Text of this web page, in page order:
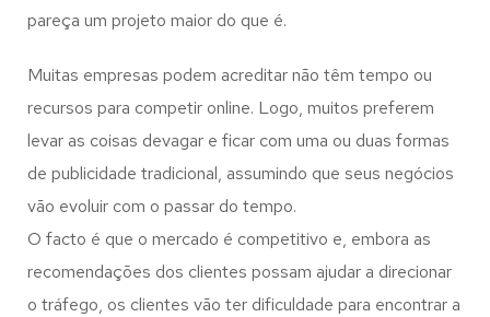
pareça um projeto maior do que é.
Muitas empresas podem acreditar não têm tempo ou
recursos para competir online. Logo, muitos preferem
levar as coisas devagar e ficar com uma ou duas formas
de publicidade tradicional, assumindo que seus negócios
vão evoluir com o passar do tempo.
O facto é que o mercado é competitivo e, embora as
recomendações dos clientes possam ajudar a direcionar
o tráfego, os clientes vão ter dificuldade para encontrar a